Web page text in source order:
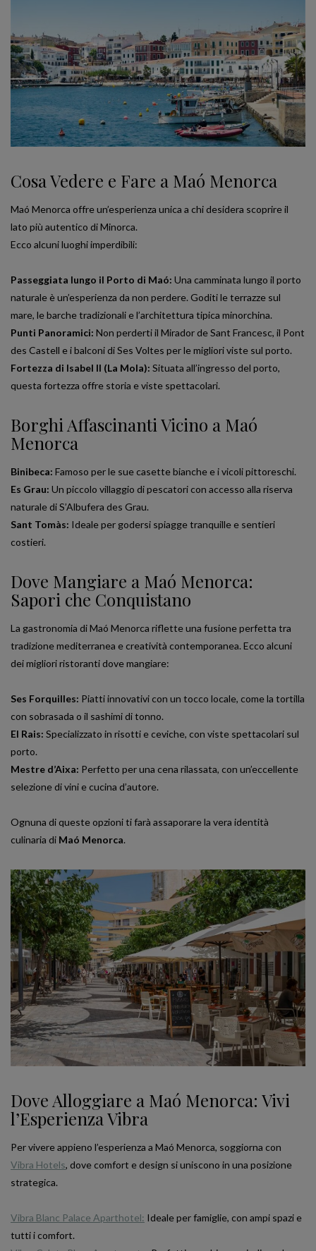
Cosa Vedere e Fare a Maó Menorca
Maó Menorca offre un’esperienza unica a chi desidera scoprire il
lato più autentico di Minorca.
Ecco alcuni luoghi imperdibili:
Passeggiata lungo il Porto di Maó: Una camminata lungo il porto
naturale è un’esperienza da non perdere. Goditi le terrazze sul
mare, le barche tradizionali e l’architettura tipica minorchina.
Punti Panoramici: Non perderti il Mirador de Sant Francesc, il Pont
des Castell e i balconi di Ses Voltes per le migliori viste sul porto.
Fortezza di Isabel II (La Mola): Situata all’ingresso del porto,
questa fortezza offre storia e viste spettacolari.
Borghi Affascinanti Vicino a Maó
Menorca
Binibeca: Famoso per le sue casette bianche e i vicoli pittoreschi.
Es Grau: Un piccolo villaggio di pescatori con accesso alla riserva
naturale di S’Albufera des Grau.
Sant Tomàs: Ideale per godersi spiagge tranquille e sentieri
costieri.
Dove Mangiare a Maó Menorca:
Sapori che Conquistano
La gastronomia di Maó Menorca riflette una fusione perfetta tra
tradizione mediterranea e creatività contemporanea. Ecco alcuni
dei migliori ristoranti dove mangiare:
Ses Forquilles: Piatti innovativi con un tocco locale, come la tortilla
con sobrasada o il sashimi di tonno.
El Rais: Specializzato in risotti e ceviche, con viste spettacolari sul
porto.
Mestre d’Aixa: Perfetto per una cena rilassata, con un’eccellente
selezione di vini e cucina d’autore.
Ognuna di queste opzioni ti farà assaporare la vera identità
culinaria di Maó Menorca.
Dove Alloggiare a Maó Menorca: Vivi
l’Esperienza Vibra
Per vivere appieno l’esperienza a Maó Menorca, soggiorna con
Vibra Hotels, dove comfort e design si uniscono in una posizione
strategica.
Vibra Blanc Palace Aparthotel: Ideale per famiglie, con ampi spazi e
tutti i comfort.